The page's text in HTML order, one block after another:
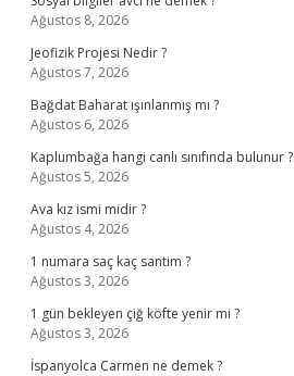
Ağustos 8, 2026
Jeofizik Projesi Nedir ?
Ağustos 7, 2026
Bağdat Baharat ışınlanmış mı ?
Ağustos 6, 2026
Kaplumbağa hangi canlı sınıfında bulunur ?
Ağustos 5, 2026
Ava kız ismi midir ?
Ağustos 4, 2026
1 numara saç kaç santim ?
Ağustos 3, 2026
1 gün bekleyen çiğ köfte yenir mi ?
Ağustos 3, 2026
İspanyolca Carmen ne demek ?